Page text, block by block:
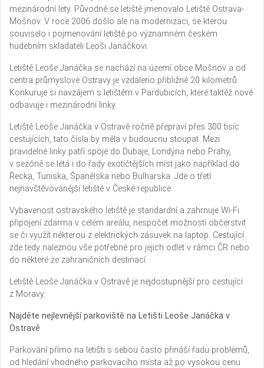
mezinárodní lety. Původně se letiště jmenovalo Letiště Ostrava-
Mošnov. V roce 2006 došlo ale na modernizaci, se kterou
souviselo i pojmenování letiště po významném českém
hudebním skladateli Leoši Janáčkovi.
Letiště Leoše Janáčka se nachází na území obce Mošnov a od
centra průmyslové Ostravy je vzdáleno přibližně 20 kilometrů.
Konkuruje si navzájem s letištěm v Pardubicích, které taktéž nově
odbavuje i mezinárodní linky.
Letiště Leoše Janáčka v Ostravě ročně přepraví přes 300 tisíc
cestujících, tato čísla by měla v budoucnu stoupat. Mezi
pravidelné linky patří spoje do Dubaje, Londýna nebo Prahy,
v sezóně se létá i do řady exotičtějších míst jako například do
Řecka, Tuniska, Španělska nebo Bulharska. Jde o třetí
nejnavštěvovanější letiště v České republice.
Vybavenost ostravského letiště je standardní a zahrnuje Wi-Fi
připojení zdarma v celém areálu, nespočet možností občerstvit
se či využít některou z elektrických zásuvek na laptop. Cestující
zde tedy naleznou vše potřebné pro jejich odlet v rámci ČR nebo
do některé ze zahraničních destinací.
Letiště Leoše Janáčka v Ostravě je nejdostupnější pro cestující
z Moravy.
Najděte nejlevnější parkoviště na Letišti Leoše Janáčka v
Ostravě
Parkování přímo na letišti s sebou často přináší řadu problémů,
od hledání vhodného parkovacího místa až po vysokou cenu